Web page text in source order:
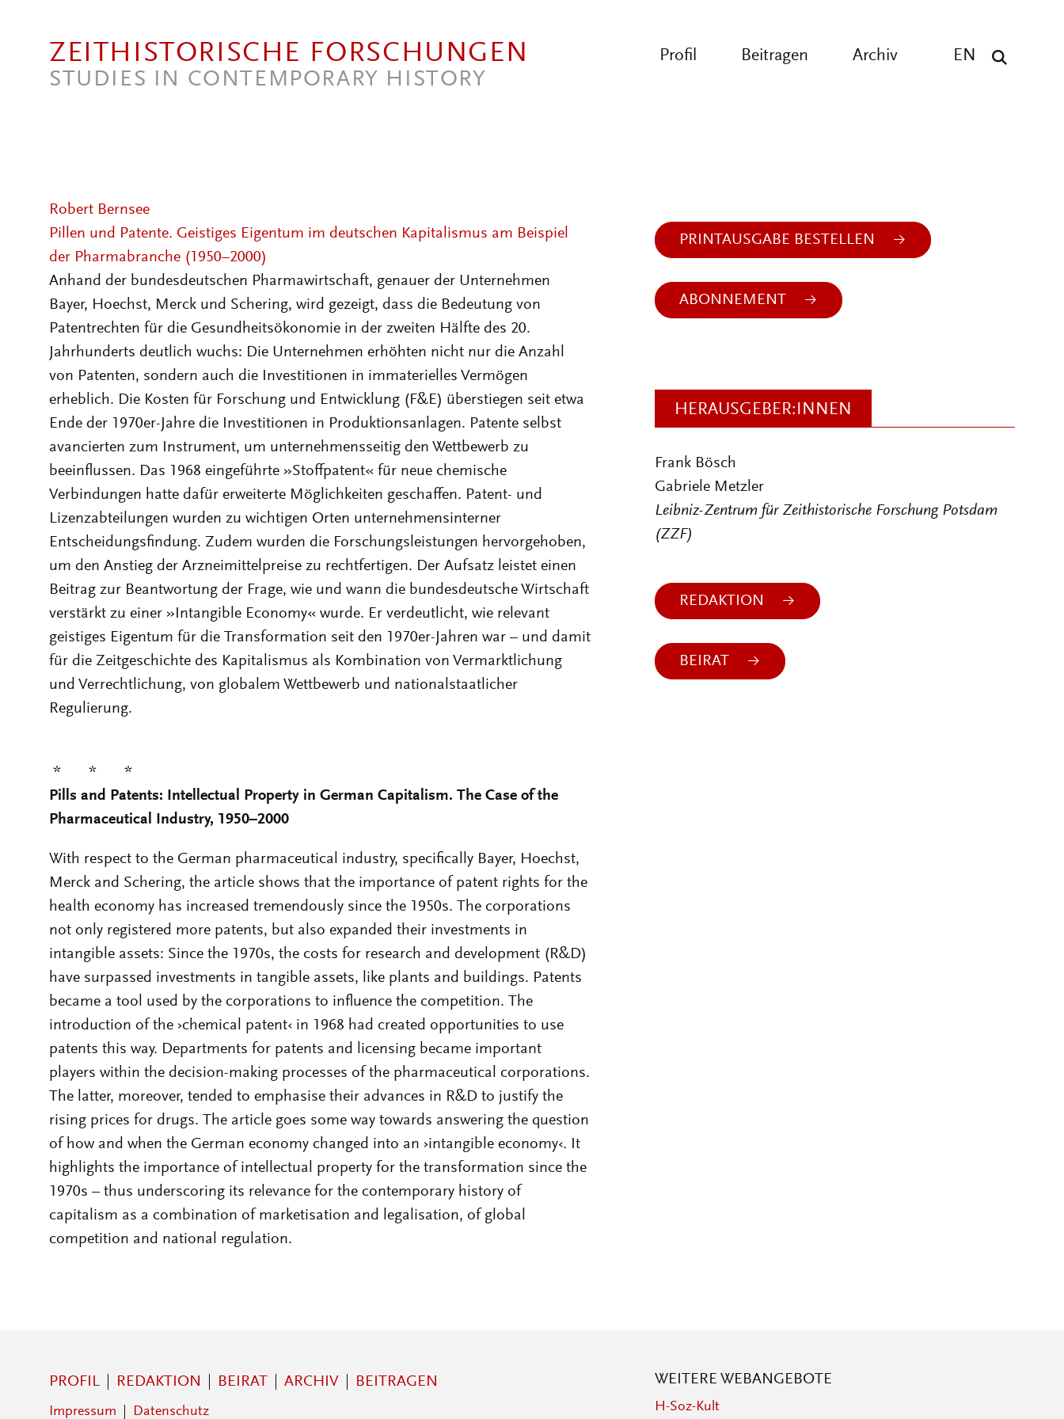
ZEITHISTORISCHE FORSCHUNGEN
STUDIES IN CONTEMPORARY HISTORY
EN
Profil Beitragen Archiv
Robert Bernsee
Pillen und Patente. Geistiges Eigentum im deutschen Kapitalismus am Beispiel
der Pharmabranche (1950–2000)
Anhand der bundesdeutschen Pharmawirtschaft, genauer der Unternehmen
Bayer, Hoechst, Merck und Schering, wird gezeigt, dass die Bedeutung von
Patentrechten für die Gesundheitsökonomie in der zweiten Hälfte des 20.
Jahrhunderts deutlich wuchs: Die Unternehmen erhöhten nicht nur die Anzahl
von Patenten, sondern auch die Investitionen in immaterielles Vermögen
erheblich. Die Kosten für Forschung und Entwicklung (F&E) überstiegen seit etwa
Ende der 1970er-Jahre die Investitionen in Produktionsanlagen. Patente selbst
avancierten zum Instrument, um unternehmensseitig den Wettbewerb zu
beeinflussen. Das 1968 eingeführte »Stoffpatent« für neue chemische
Verbindungen hatte dafür erweiterte Möglichkeiten geschaffen. Patent- und
Lizenzabteilungen wurden zu wichtigen Orten unternehmensinterner
Entscheidungsfindung. Zudem wurden die Forschungsleistungen hervorgehoben,
um den Anstieg der Arzneimittelpreise zu rechtfertigen. Der Aufsatz leistet einen
Beitrag zur Beantwortung der Frage, wie und wann die bundesdeutsche Wirtschaft
verstärkt zu einer »Intangible Economy« wurde. Er verdeutlicht, wie relevant
geistiges Eigentum für die Transformation seit den 1970er-Jahren war – und damit
für die Zeitgeschichte des Kapitalismus als Kombination von Vermarktlichung
und Verrechtlichung, von globalem Wettbewerb und nationalstaatlicher
Regulierung.
* * *
Pills and Patents: Intellectual Property in German Capitalism. The Case of the
Pharmaceutical Industry, 1950–2000
With respect to the German pharmaceutical industry, specifically Bayer, Hoechst,
Merck and Schering, the article shows that the importance of patent rights for the
health economy has increased tremendously since the 1950s. The corporations
not only registered more patents, but also expanded their investments in
intangible assets: Since the 1970s, the costs for research and development (R&D)
have surpassed investments in tangible assets, like plants and buildings. Patents
became a tool used by the corporations to influence the competition. The
introduction of the ›chemical patent‹ in 1968 had created opportunities to use
patents this way. Departments for patents and licensing became important
players within the decision-making processes of the pharmaceutical corporations.
The latter, moreover, tended to emphasise their advances in R&D to justify the
rising prices for drugs. The article goes some way towards answering the question
of how and when the German economy changed into an ›intangible economy‹. It
highlights the importance of intellectual property for the transformation since the
1970s – thus underscoring its relevance for the contemporary history of
capitalism as a combination of marketisation and legalisation, of global
competition and national regulation.
PRINTAUSGABE BESTELLEN
ABONNEMENT
HERAUSGEBER:INNEN
Frank Bösch
Gabriele Metzler
Leibniz-Zentrum für Zeithistorische Forschung Potsdam
(ZZF)
REDAKTION
BEIRAT
PROFIL REDAKTION BEIRAT ARCHIV BEITRAGEN
Impressum Datenschutz
WEITERE WEBANGEBOTE
H-Soz-Kult